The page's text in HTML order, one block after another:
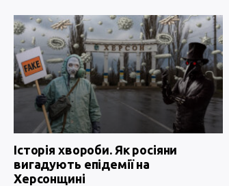
Історія хвороби. Як росіяни
вигадують епідемії на
Херсонщині